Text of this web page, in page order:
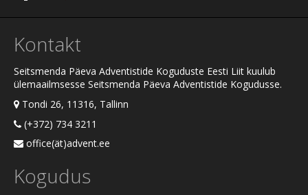
Kontakt
Seitsmenda Päeva Adventistide Koguduste Eesti Liit kuulub
ülemaailmsesse Seitsmenda Päeva Adventistide Kogudusse.
Tondi 26, 11316, Tallinn
(+372) 734 3211
office(ät)advent.ee
Kogudus